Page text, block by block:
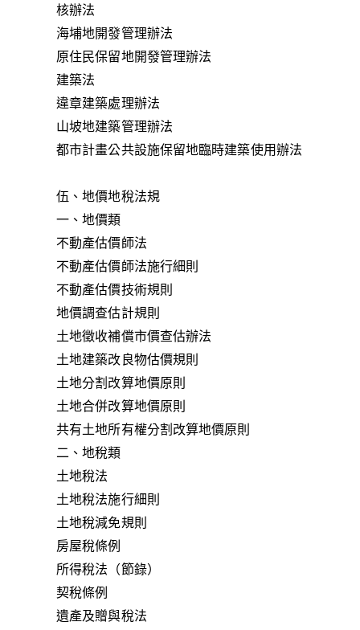
核辦法
海埔地開發管理辦法
原住民保留地開發管理辦法
建築法
違章建築處理辦法
山坡地建築管理辦法
都市計畫公共設施保留地臨時建築使用辦法
伍、地價地稅法規
一、地價類
不動產估價師法
不動產估價師法施行細則
不動產估價技術規則
地價調查估計規則
土地徵收補償市價查估辦法
土地建築改良物估價規則
土地分割改算地價原則
土地合併改算地價原則
共有土地所有權分割改算地價原則
二、地稅類
土地稅法
土地稅法施行細則
土地稅減免規則
房屋稅條例
所得稅法（節錄）
契稅條例
遺產及贈與稅法